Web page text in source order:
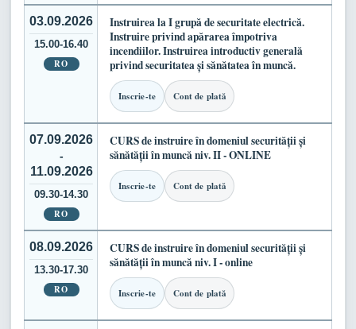
03.09.2026
15.00-16.40
RO
Instruirea la I grupă de securitate electrică.
Instruire privind apărarea împotriva
incendiilor. Instruirea introductiv generală
privind securitatea și sănătatea în muncă.
Inscrie-te Cont de plată
07.09.2026
-
11.09.2026
09.30-14.30
RO
CURS de instruire în domeniul securității și
sănătății în muncă niv. II - ONLINE
Inscrie-te Cont de plată
08.09.2026
13.30-17.30
RO
CURS de instruire în domeniul securității și
sănătății în muncă niv. I - online
Inscrie-te Cont de plată